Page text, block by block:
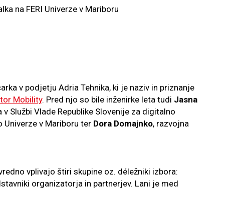
na FERI Univerze v Mariboru
v podjetju Adria Tehnika, ki je naziv in priznanje
Mobility. Pred njo so bile inženirke leta tudi Jasna
v Službi Vlade Republike Slovenije za digitalno
v Mariboru ter Dora Domajnko, razvojna
vplivajo štiri skupine oz. déležniki izbora:
organizatorja in partnerjev. Lani je med